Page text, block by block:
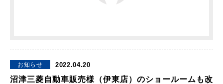
お知らせ 2022.04.20
沼津三菱自動車販売様（伊東店）のショールームも改